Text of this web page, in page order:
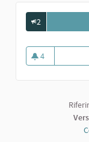
2
4
4 sostenitori